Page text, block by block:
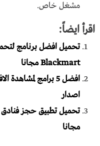
مشغل خاص.
اقرأ ايضاً:
Blackmart مجانا
اصدار
مجانا